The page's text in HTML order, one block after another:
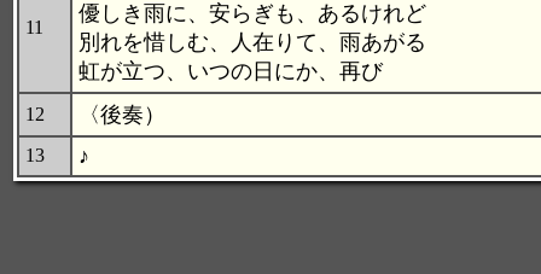
11
優しき雨に、安らぎも、あるけれど
別れを惜しむ、人在りて、雨あがる
虹が立つ、いつの日にか、再び
12 〈後奏）
13 ♪